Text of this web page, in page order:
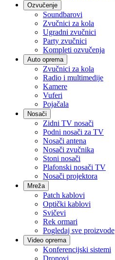
Ozvučenje
Soundbarovi
Zvučnici za kola
Ugradni zvučnici
Party zvučnici
Kompleti ozvučenja
Auto oprema
Zvučnici za kola
Radio i multimedije
Kamere
Vuferi
Pojačala
Nosači
Zidni TV nosači
Podni nosači za TV
Nosači antena
Nosači zvučnika
Stoni nosači
Plafonski nosači TV
Nosači projektora
Mreža
Patch kablovi
Optički kablovi
Svičevi
Rek ormari
Pogledaj sve proizvode
Video oprema
Konferencijski sistemi
Dronovi